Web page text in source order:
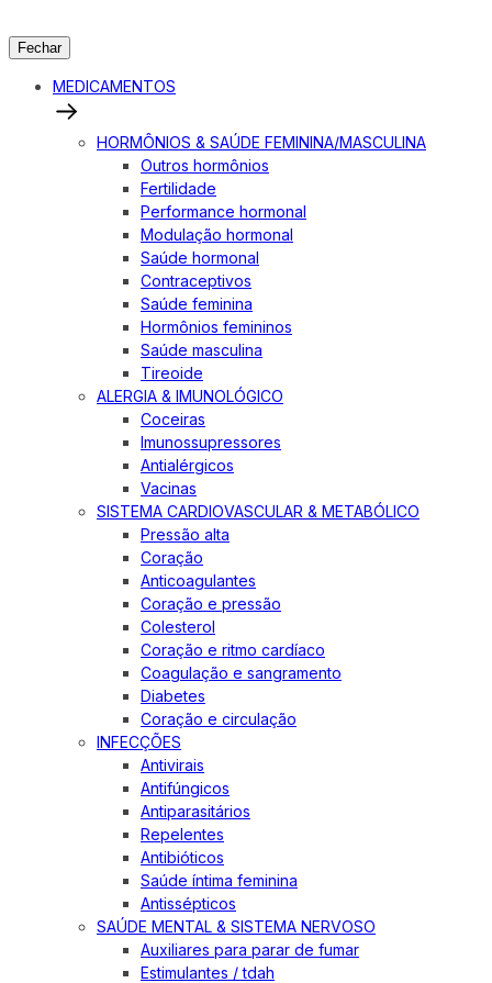
Fechar
MEDICAMENTOS
HORMÔNIOS & SAÚDE FEMININA/MASCULINA
Outros hormônios
Fertilidade
Performance hormonal
Modulação hormonal
Saúde hormonal
Contraceptivos
Saúde feminina
Hormônios femininos
Saúde masculina
Tireoide
ALERGIA & IMUNOLÓGICO
Coceiras
Imunossupressores
Antialérgicos
Vacinas
SISTEMA CARDIOVASCULAR & METABÓLICO
Pressão alta
Coração
Anticoagulantes
Coração e pressão
Colesterol
Coração e ritmo cardíaco
Coagulação e sangramento
Diabetes
Coração e circulação
INFECÇÕES
Antivirais
Antifúngicos
Antiparasitários
Repelentes
Antibióticos
Saúde íntima feminina
Antissépticos
SAÚDE MENTAL & SISTEMA NERVOSO
Auxiliares para parar de fumar
Estimulantes / tdah